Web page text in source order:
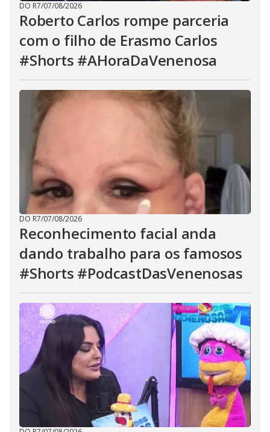
DO R7/07/08/2026
Roberto Carlos rompe parceria
com o filho de Erasmo Carlos
#Shorts #AHoraDaVenenosa
DO R7/07/08/2026
Reconhecimento facial anda
dando trabalho para os famosos
#Shorts #PodcastDasVenenosas